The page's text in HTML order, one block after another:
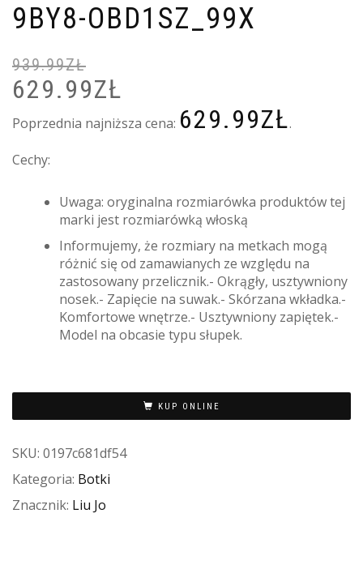
9BY8-OBD1SZ_99X
939.99ZŁ
PIERWOTNA
CENA
939.99ZŁ.
629.99ZŁ
Poprzednia najniższa cena: 629.99ZŁ.
Cechy:
Uwaga: oryginalna rozmiarówka produktów tej
marki jest rozmiarówką włoską
Informujemy, że rozmiary na metkach mogą
różnić się od zamawianych ze względu na
zastosowany przelicznik.- Okrągły, usztywniony
nosek.- Zapięcie na suwak.- Skórzana wkładka.-
Komfortowe wnętrze.- Usztywniony zapiętek.-
Model na obcasie typu słupek.
KUP ONLINE
SKU: 0197c681df54
Kategoria: Botki
Znacznik: Liu Jo